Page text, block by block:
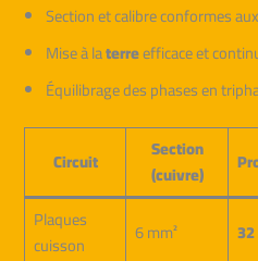
Section et calibre conformes
Mise à laterreefficace et
Équilibrage des phases en
Circuit
Section
(cuivre)
Plaques
cuisson
6 mm²